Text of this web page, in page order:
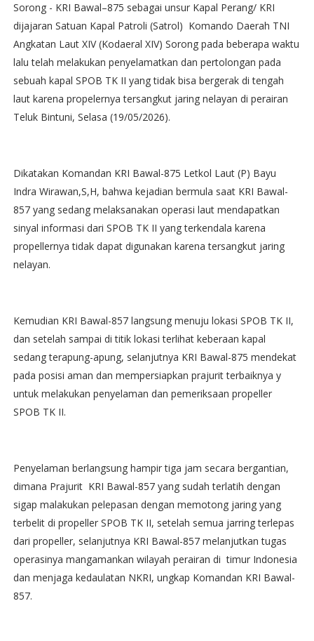
Sorong - KRI Bawal–875 sebagai unsur Kapal Perang/ KRI
dijajaran Satuan Kapal Patroli (Satrol) Komando Daerah TNI
Angkatan Laut XIV (Kodaeral XIV) Sorong pada beberapa waktu
lalu telah melakukan penyelamatkan dan pertolongan pada
sebuah kapal SPOB TK II yang tidak bisa bergerak di tengah
laut karena propelernya tersangkut jaring nelayan di perairan
Teluk Bintuni, Selasa (19/05/2026).
Dikatakan Komandan KRI Bawal-875 Letkol Laut (P) Bayu
Indra Wirawan,S,H, bahwa kejadian bermula saat KRI Bawal-
857 yang sedang melaksanakan operasi laut mendapatkan
sinyal informasi dari SPOB TK II yang terkendala karena
propellernya tidak dapat digunakan karena tersangkut jaring
nelayan.
Kemudian KRI Bawal-857 langsung menuju lokasi SPOB TK II,
dan setelah sampai di titik lokasi terlihat keberaan kapal
sedang terapung-apung, selanjutnya KRI Bawal-875 mendekat
pada posisi aman dan mempersiapkan prajurit terbaiknya y
untuk melakukan penyelaman dan pemeriksaan propeller
SPOB TK II.
Penyelaman berlangsung hampir tiga jam secara bergantian,
dimana Prajurit KRI Bawal-857 yang sudah terlatih dengan
sigap malakukan pelepasan dengan memotong jaring yang
terbelit di propeller SPOB TK II, setelah semua jarring terlepas
dari propeller, selanjutnya KRI Bawal-857 melanjutkan tugas
operasinya mangamankan wilayah perairan di timur Indonesia
dan menjaga kedaulatan NKRI, ungkap Komandan KRI Bawal-
857.